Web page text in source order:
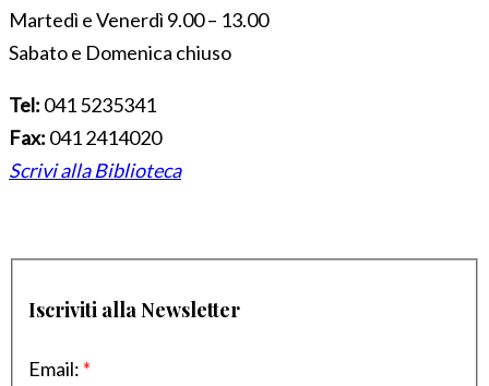
Martedì e Venerdì 9.00 – 13.00
Sabato e Domenica chiuso
Tel: 041 5235341
Fax: 041 2414020
Scrivi alla Biblioteca
Iscriviti alla Newsletter
Email: *